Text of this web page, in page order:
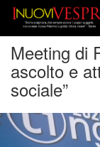
Meeting di
ascolto e
sociale”